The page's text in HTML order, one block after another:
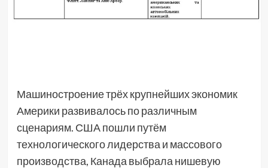
Машиностроение трёх крупнейших экономик
Америки развивалось по различным
сценариям. США пошли путём
технологического лидерства и массового
производства, Канада выбрала нишевую